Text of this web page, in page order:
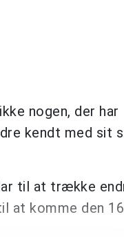
nogen, der
kendt med sit
til at trække
at komme den